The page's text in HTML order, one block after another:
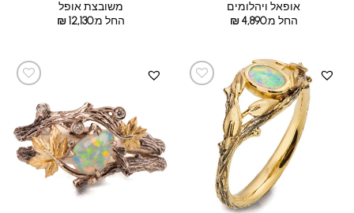
אופאל ויהלומים
החל מ:
₪4,890
משובצת אופל
החל מ:
₪12,130